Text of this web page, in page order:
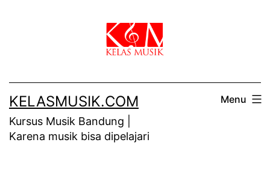
KELASMUSIK.COM
Kursus Musik Bandung |
Karena musik bisa dipelajari
Menu